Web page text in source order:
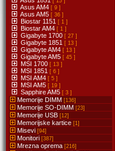
Asus AM4 [ 9 ]
Asus AM5 [ 36 ]
Biostar 1151 [ 1 ]
Biostar AM4 [ 1 ]
Gigabyte 1700 [ 27 ]
Gigabyte 1851 [ 13 ]
Gigabyte AM4 [ 13 ]
Gigabyte AM5 [ 45 ]
MSI 1700 [ 13 ]
MSI 1851 [ 6 ]
MSI AM4 [ 5 ]
MSI AM5 [ 19 ]
Sapphire AM5 [ 3 ]
Memorije DIMM [136]
Memorije SO-DIMM [23]
Memorije USB [12]
Memorijske kartice [1]
Misevi [94]
Monitori [387]
Mrezna oprema [216]